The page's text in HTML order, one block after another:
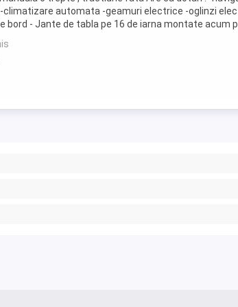
climatizare automata -geamuri electrice -oglinzi
bord - Jante de tabla pe 16 de iarna montate acum
...